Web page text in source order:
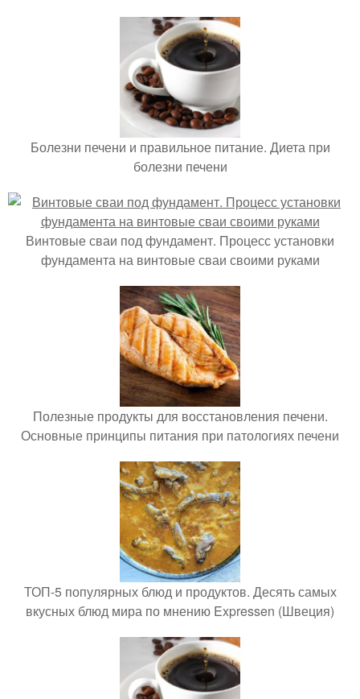
Болезни печени и правильное питание. Диета при
болезни печени
Винтовые сваи под фундамент. Процесс установки
фундамента на винтовые сваи своими руками
Полезные продукты для восстановления печени.
Основные принципы питания при патологиях печени
ТОП-5 популярных блюд и продуктов. Десять самых
вкусных блюд мира по мнению Expressen (Швеция)